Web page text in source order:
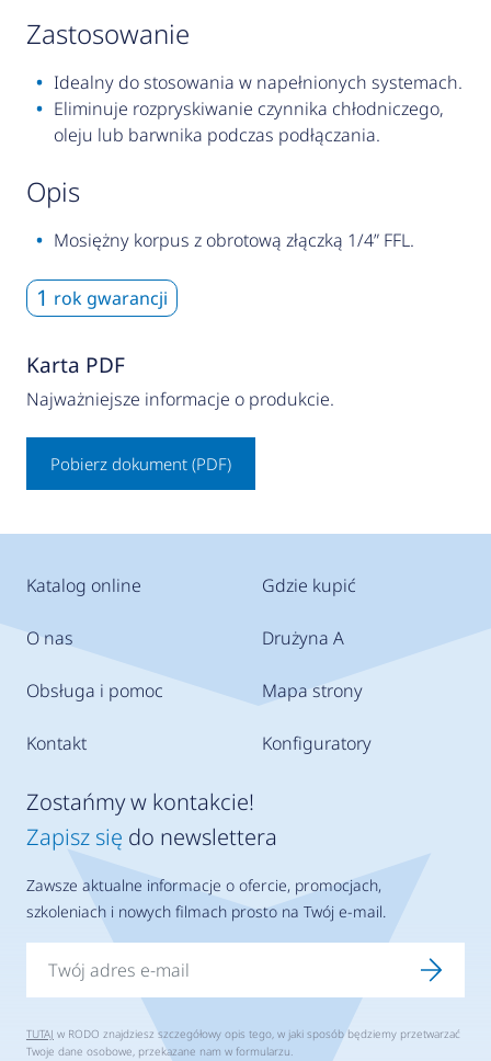
zastosowanie
Idealny do stosowania w napełnionych systemach.
Eliminuje rozpryskiwanie czynnika chłodniczego,
oleju lub barwnika podczas podłączania.
opis
Mosiężny korpus z obrotową złączką 1/4” FFL.
1 rok gwarancji
Karta PDF
Najważniejsze informacje o produkcie.
Pobierz dokument (PDF)
Katalog online
O nas
Obsługa i pomoc
Kontakt
Gdzie kupić
Drużyna A
Mapa strony
Konfiguratory
Zostańmy w kontakcie!
Zapisz się do newslettera
Zawsze aktualne informacje o ofercie, promocjach,
szkoleniach i nowych filmach prosto na Twój e-mail.
TUTAJ w RODO znajdziesz szczegółowy opis tego, w jaki sposób będziemy przetwarzać
Twoje dane osobowe, przekazane nam w formularzu.